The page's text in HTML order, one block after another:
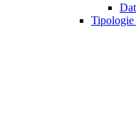
Tipologie